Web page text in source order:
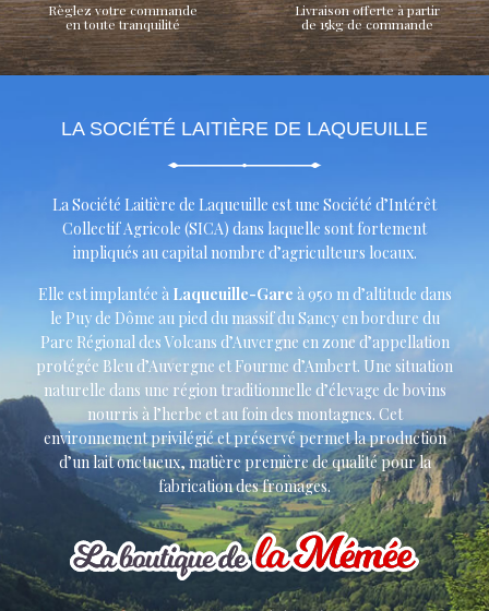
Règlez votre commande
en toute tranquilité
Livraison offerte à partir
de 15kg de commande
LA SOCIÉTÉ LAITIÈRE DE LAQUEUILLE
La Société Laitière de Laqueuille est une Société d’Intérêt
Collectif Agricole (SICA) dans laquelle sont fortement
impliqués au capital nombre d’agriculteurs locaux.
Elle est implantée à Laqueuille-Gare à 950 m d’altitude dans
le Puy de Dôme au pied du massif du Sancy en bordure du
Parc Régional des Volcans d’Auvergne en zone d’appellation
protégée Bleu d’Auvergne et Fourme d’Ambert. Une situation
naturelle dans une région traditionnelle d’élevage de bovins
nourris à l’herbe et au foin des montagnes. Cet
environnement privilégié et préservé permet la production
d’un lait onctueux, matière première de qualité pour la
fabrication des fromages.